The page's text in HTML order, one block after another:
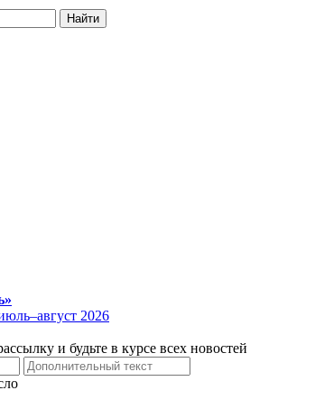
Найти
2026
и будьте в курсе всех новостей